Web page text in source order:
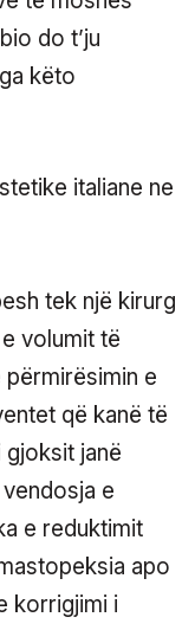
do t’ju
këto
tek një kirurg
volumit të
përmirësimin e
që kanë të
janë
e
e reduktimit
apo
korrigjimi i